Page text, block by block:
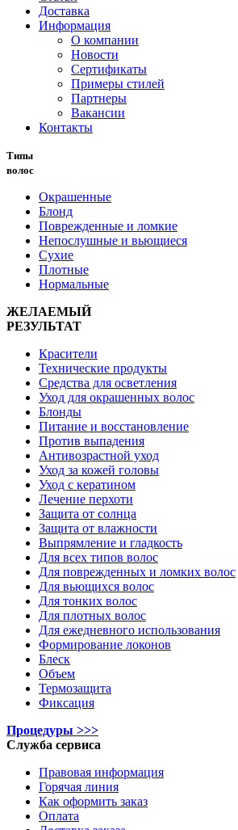
Доставка
Информация
О компании
Новости
Сертификаты
Примеры стилей
Партнеры
Вакансии
Контакты
Типы
волос
Окрашенные
Блонд
Поврежденные и ломкие
Непослушные и вьющиеся
Сухие
Плотные
Нормальные
ЖЕЛАЕМЫЙ
РЕЗУЛЬТАТ
Красители
Технические продукты
Средства для осветления
Уход для окрашенных волос
Блонды
Питание и восстановление
Против выпадения
Антивозрастной уход
Уход за кожей головы
Уход с кератином
Лечение перхоти
Защита от солнца
Защита от влажности
Выпрямление и гладкость
Для всех типов волос
Для поврежденных и ломких волос
Для вьющихся волос
Для тонких волос
Для плотных волос
Для ежедневного использования
Формирование локонов
Блеск
Объем
Термозащита
Фиксация
Процедуры >>>
Служба сервиса
Правовая информация
Горячая линия
Как оформить заказ
Оплата